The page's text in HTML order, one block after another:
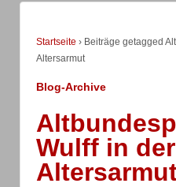
Startseite › Beiträge getagged
Altersarmut
Blog-Archive
Wulff in der